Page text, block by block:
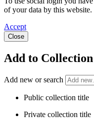
of your data by this website.
Accept
Close
Add to Collection
Add new or search
Public collection title
Private collection title